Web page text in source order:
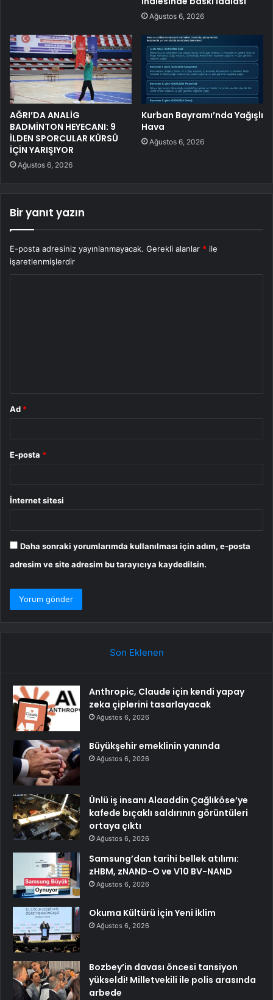
Ağustos 6, 2026
AĞRI’DA ANALİG
BADMİNTON HEYECANI: 9
İLDEN SPORCULAR KÜRSÜ
İÇİN YARIŞIYOR
Ağustos 6, 2026
Kurban Bayramı’nda Yağışlı
Hava
Ağustos 6, 2026
Bir yanıt yazın
E-posta adresiniz yayınlanmayacak. Gerekli alanlar * ile
işaretlenmişlerdir
Ad *
E-posta *
İnternet sitesi
Daha sonraki yorumlarımda kullanılması için adım, e-posta
adresim ve site adresim bu tarayıcıya kaydedilsin.
Son Eklenen
Anthropic, Claude için kendi yapay
zeka çiplerini tasarlayacak
Ağustos 6, 2026
Büyükşehir emeklinin yanında
Ağustos 6, 2026
Ünlü iş insanı Alaaddin Çağlıköse’ye
kafede bıçaklı saldırının görüntüleri
ortaya çıktı
Ağustos 6, 2026
Samsung’dan tarihi bellek atılımı:
zHBM, zNAND-O ve V10 BV-NAND
Ağustos 6, 2026
Okuma Kültürü İçin Yeni İklim
Ağustos 6, 2026
Bozbey’in davası öncesi tansiyon
yükseldi! Milletvekili ile polis arasında
arbede